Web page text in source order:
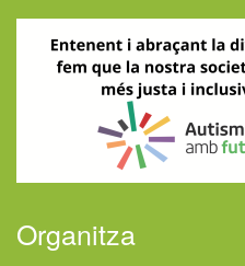
Organitza